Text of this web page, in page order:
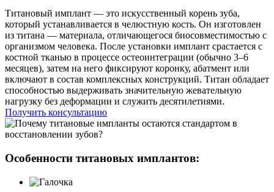
Титановый имплант — это искусственный корень зуба,
который устанавливается в челюстную кость. Он изготовлен
из титана — материала, отличающегося биосовместимостью с
организмом человека. После установки имплант срастается с
костной тканью в процессе остеоинтеграции (обычно 3–6
месяцев), затем на него фиксируют коронку, абатмент или
включают в состав комплексных конструкций. Титан обладает
способностью выдерживать значительную жевательную
нагрузку без деформации и служить десятилетиями.
Получить консультацию
Особенности титановых имплантов: